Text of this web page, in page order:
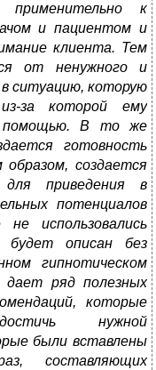
применительно к
и пациентом и
клиента. Тем
от ненужного и
ситуацию, которую
за которой ему
помощью. В то же
готовность
создается
для приведения в
потенциалов
использовались
будет описан без
гипнотическом
ряд полезных
которые
нужной
были вставлены
составляющих